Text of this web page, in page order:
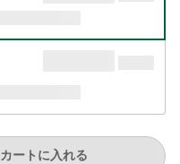
カートに入れる